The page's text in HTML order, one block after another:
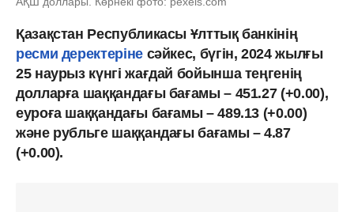
Қазақстан Республикасы Ұлттық банкінің
ресми деректерінесәйкес, бүгін, 2024 жылғы
25 наурыз күнгі жағдай бойынша теңгенің
долларға шаққандағы бағамы – 451.27 (+0.00),
еуроға шаққандағы бағамы – 489.13 (+0.00)
және рубльге шаққандағы бағамы – 4.87
(+0.00).